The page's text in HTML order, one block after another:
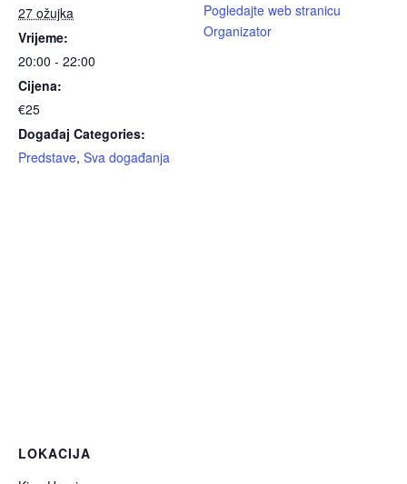
27 ožujka
Vrijeme:
20:00 - 22:00
Cijena:
€25
Događaj Categories:
Predstave, Sva događanja
Pogledajte web stranicu
Organizator
LOKACIJA